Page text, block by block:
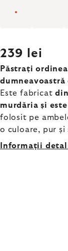
239 lei
Păstrați
dumneavoastră
Este fabricat
murdăria și
folosit pe
o culoare, pur
Informaţii